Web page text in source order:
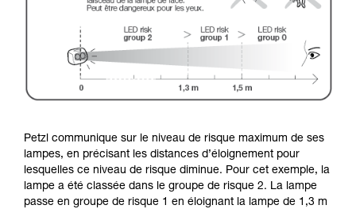
Petzl communique sur le niveau de risque maximum de ses
lampes, en précisant les distances d’éloignement pour
lesquelles ce niveau de risque diminue. Pour cet exemple, la
lampe a été classée dans le groupe de risque 2. La lampe
passe en groupe de risque 1 en éloignant la lampe de 1,3 m